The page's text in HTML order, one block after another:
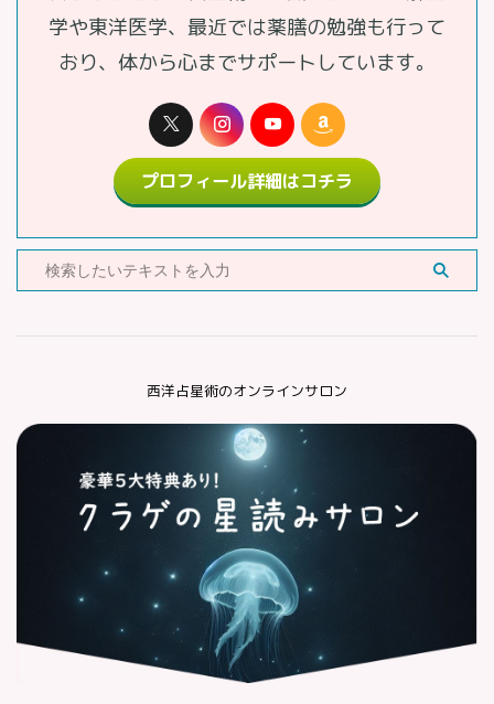
学や東洋医学、最近では薬膳の勉強も行って
おり、体から心までサポートしています。
プロフィール詳細はコチラ
西洋占星術のオンラインサロン